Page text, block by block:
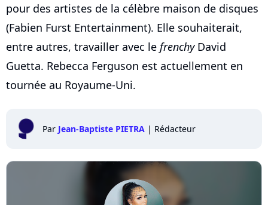
pour des artistes de la célèbre maison de disques
(Fabien Furst Entertainment). Elle souhaiterait,
entre autres, travailler avec le frenchyDavid
Guetta. Rebecca Ferguson est actuellement en
tournée au Royaume-Uni.
Par Jean-Baptiste PIETRA | Rédacteur